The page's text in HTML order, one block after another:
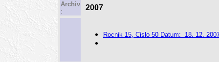
Archiv
:
2007
Rocnik 15, Cislo 50 Datum: 18. 12.